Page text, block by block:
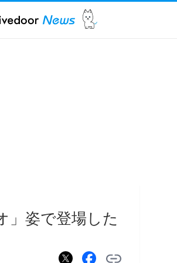
」姿で登場した